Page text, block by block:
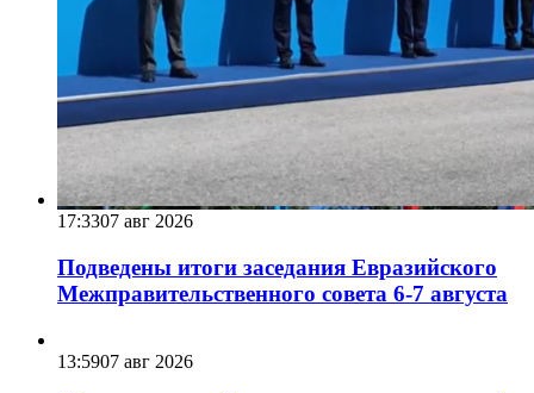
17:3307 авг 2026
Подведены итоги заседания Евразийского
Межправительственного совета 6-7 августа
13:5907 авг 2026